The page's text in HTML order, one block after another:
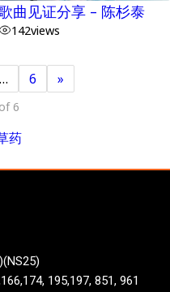
曲见证分享 – 陈杉泰
142views
… 6 »
6
药
195,197, 851, 961